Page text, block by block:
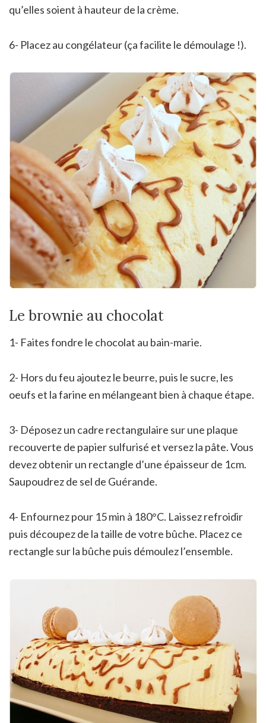
qu’elles soient à hauteur de la crème.
6- Placez au congélateur (ça facilite le démoulage !).
Le brownie au chocolat
1- Faites fondre le chocolat au bain-marie.
2- Hors du feu ajoutez le beurre, puis le sucre, les
oeufs et la farine en mélangeant bien à chaque étape.
3- Déposez un cadre rectangulaire sur une plaque
recouverte de papier sulfurisé et versez la pâte. Vous
devez obtenir un rectangle d’une épaisseur de 1cm.
Saupoudrez de sel de Guérande.
4- Enfournez pour 15 min à 180°C. Laissez refroidir
puis découpez de la taille de votre bûche. Placez ce
rectangle sur la bûche puis démoulez l’ensemble.